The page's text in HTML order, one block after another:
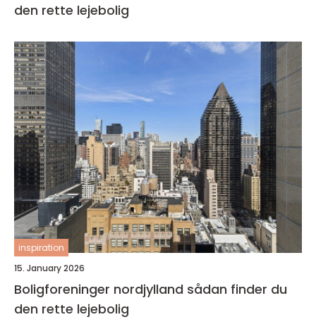
den rette lejebolig
inspiration
15. January 2026
Boligforeninger nordjylland sådan finder du
den rette lejebolig